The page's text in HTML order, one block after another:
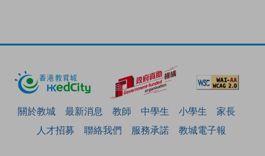
關於教城 最新消息 教師 中學生 小學生
家長
人才招募
聯絡我們 服務承諾 教城電子報